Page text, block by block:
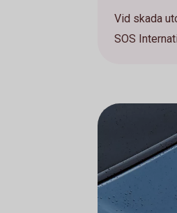
Vid skada
SOS